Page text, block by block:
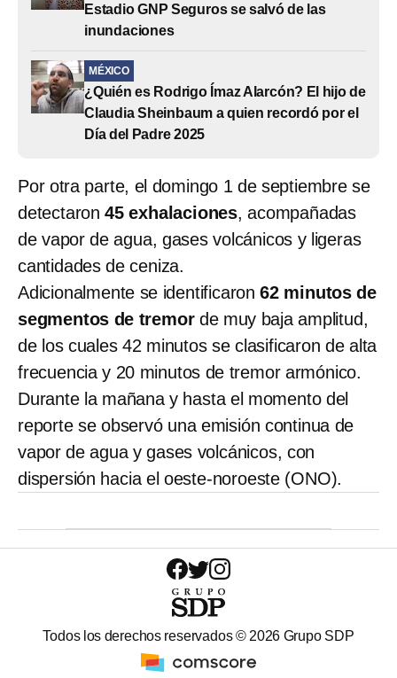
Estadio GNP Seguros se salvó de las
inundaciones
MÉXICO
¿Quién es Rodrigo Ímaz Alarcón? El hijo de
Claudia Sheinbaum a quien recordó por el
Día del Padre 2025
Por otra parte, el domingo 1 de septiembre se
detectaron 45 exhalaciones, acompañadas
de vapor de agua, gases volcánicos y ligeras
cantidades de ceniza.
Adicionalmente se identificaron 62 minutos de
segmentos de tremorde muy baja amplitud,
de los cuales 42 minutos se clasificaron de alta
frecuencia y 20 minutos de tremor armónico.
Durante la mañana y hasta el momento del
reporte se observó una emisión continua de
vapor de agua y gases volcánicos, con
dispersión hacia el oeste-noroeste (ONO).
Todos los derechos reservados © 2026 Grupo SDP